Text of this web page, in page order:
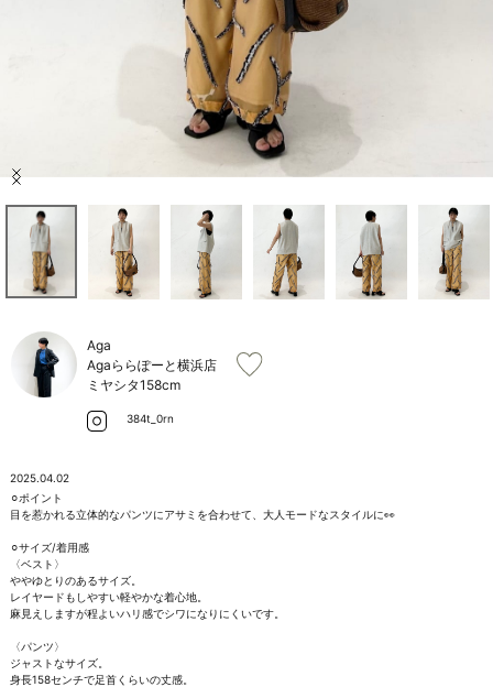
ご利用ガイド/ヘルプ
Item
Aga
Agaららぽーと横浜店
ミヤシタ158cm
384t_0rn
2025.04.02
⚪︎ポイント
目を惹かれる立体的なパンツにアサミを合わせて、大人モードなスタイルに👀
⚪︎サイズ/着用感
〈ベスト〉
ややゆとりのあるサイズ。
レイヤードもしやすい軽やかな着心地。
麻見えしますが程よいハリ感でシワになりにくいです。
〈パンツ〉
ジャストなサイズ。
身長158センチで足首くらいの丈感。